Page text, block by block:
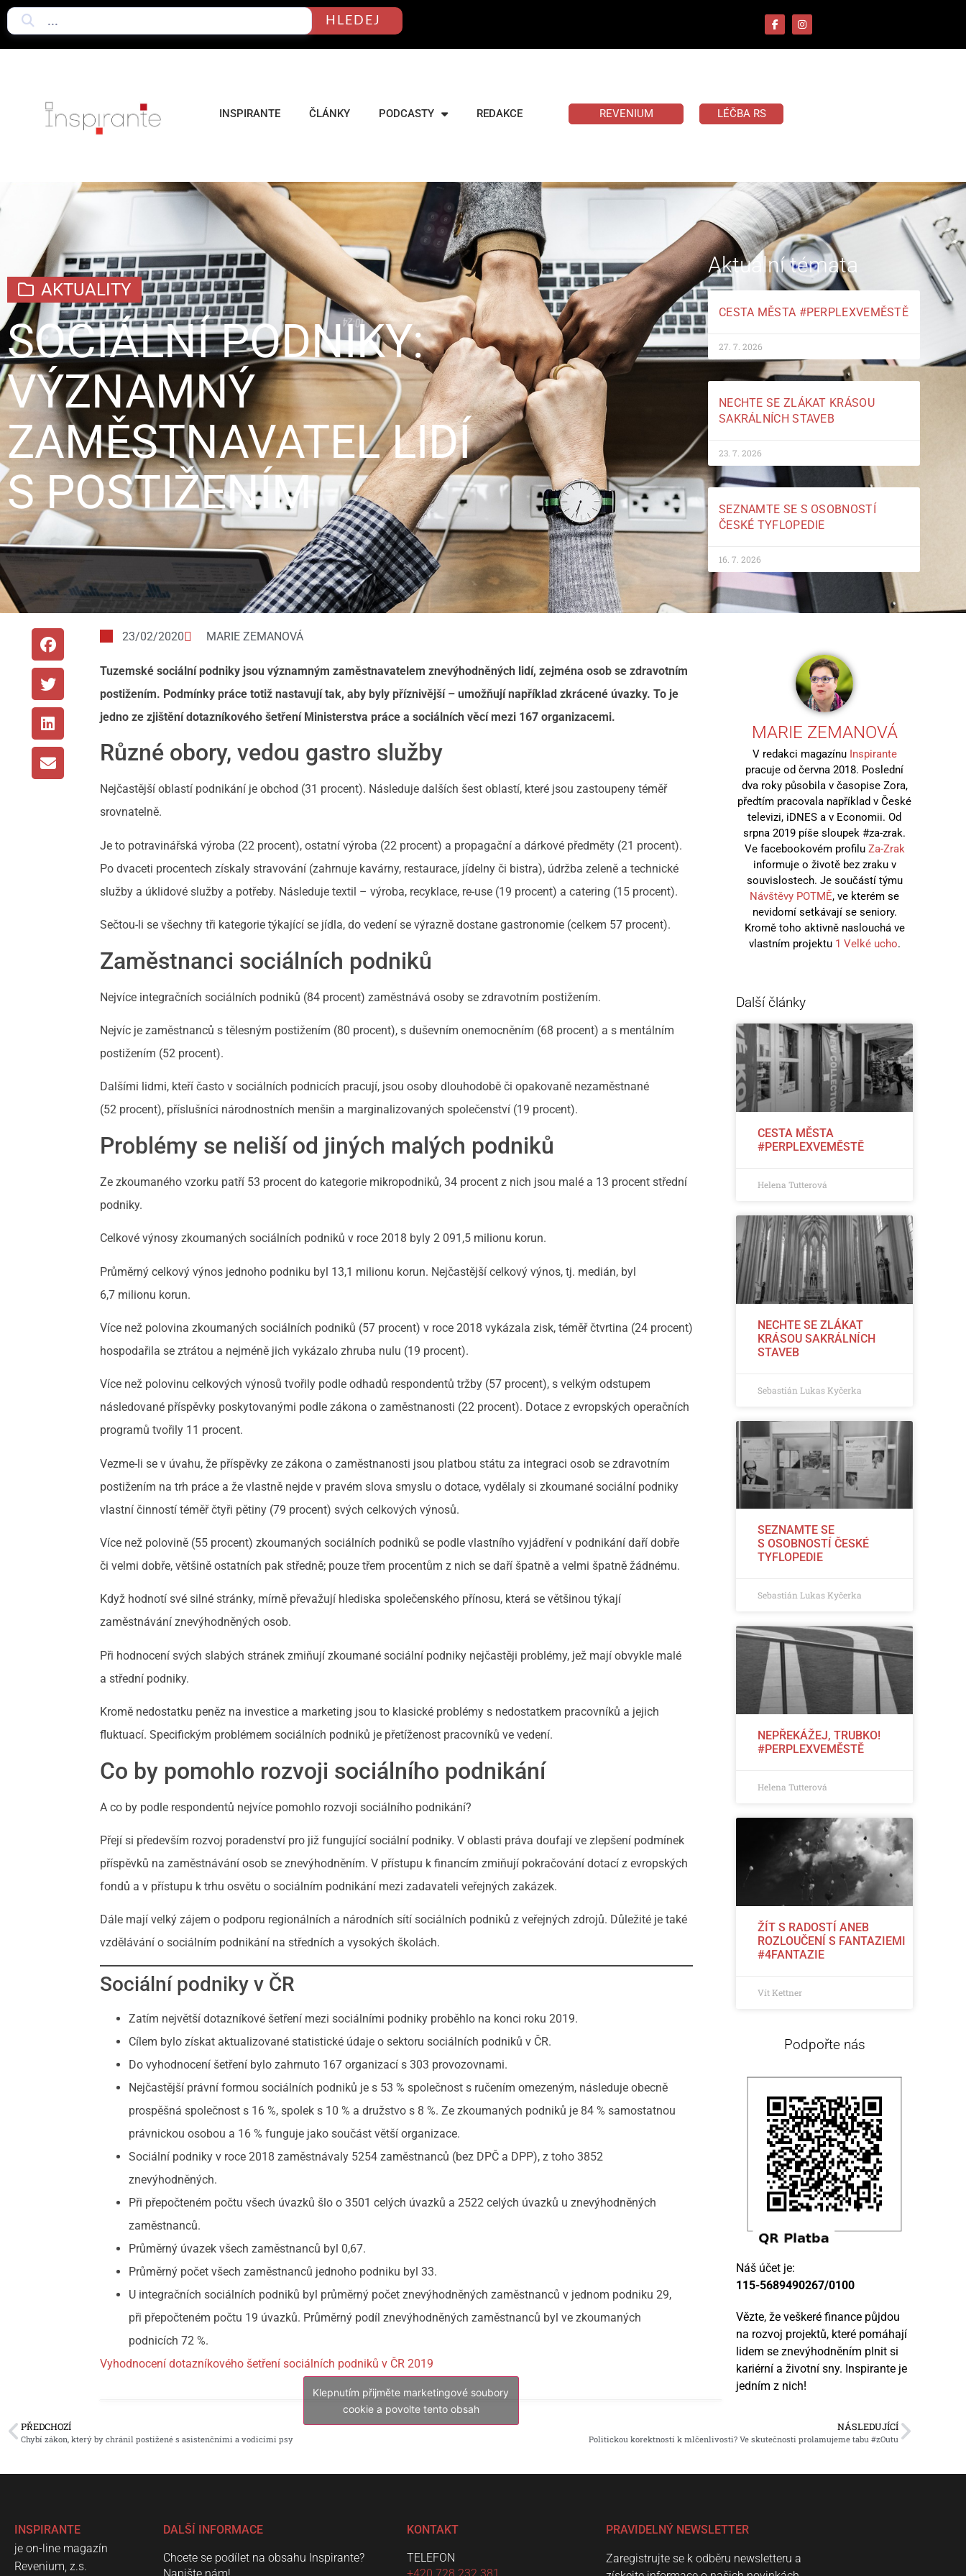
HLEDEJ
INSPIRANTE ČLÁNKY PODCASTY REDAKCE REVENIUM LÉČBA RS
AKTUALITY
SOCIÁLNÍ PODNIKY:
VÝZNAMNÝ
ZAMĚSTNAVATEL LIDÍ
S POSTIŽENÍM
Aktuální témata
CESTA MĚSTA #PERPLEXVEMĚSTĚ
27. 7. 2026
NECHTE SE ZLÁKAT KRÁSOU
SAKRÁLNÍCH STAVEB
23. 7. 2026
SEZNAMTE SE S OSOBNOSTÍ
ČESKÉ TYFLOPEDIE
16. 7. 2026
23/02/2020 MARIE ZEMANOVÁ
Tuzemské sociální podniky jsou významným zaměstnavatelem znevýhodněných lidí, zejména osob se zdravotním
postižením. Podmínky práce totiž nastavují tak, aby byly příznivější – umožňují například zkrácené úvazky. To je
jedno ze zjištění dotazníkového šetření Ministerstva práce a sociálních věcí mezi 167 organizacemi.
Různé obory, vedou gastro služby
Nejčastější oblastí podnikání je obchod (31 procent). Následuje dalších šest oblastí, které jsou zastoupeny téměř
srovnatelně.
Je to potravinářská výroba (22 procent), ostatní výroba (22 procent) a propagační a dárkové předměty (21 procent).
Po dvaceti procentech získaly stravování (zahrnuje kavárny, restaurace, jídelny či bistra), údržba zeleně a technické
služby a úklidové služby a potřeby. Následuje textil – výroba, recyklace, re-use (19 procent) a catering (15 procent).
Sečtou-li se všechny tři kategorie týkající se jídla, do vedení se výrazně dostane gastronomie (celkem 57 procent).
Zaměstnanci sociálních podniků
Nejvíce integračních sociálních podniků (84 procent) zaměstnává osoby se zdravotním postižením.
Nejvíc je zaměstnanců s tělesným postižením (80 procent), s duševním onemocněním (68 procent) a s mentálním
postižením (52 procent).
Dalšími lidmi, kteří často v sociálních podnicích pracují, jsou osoby dlouhodobě či opakovaně nezaměstnané
(52 procent), příslušníci národnostních menšin a marginalizovaných společenství (19 procent).
Problémy se neliší od jiných malých podniků
Ze zkoumaného vzorku patří 53 procent do kategorie mikropodniků, 34 procent z nich jsou malé a 13 procent střední
podniky.
Celkové výnosy zkoumaných sociálních podniků v roce 2018 byly 2 091,5 milionu korun.
Průměrný celkový výnos jednoho podniku byl 13,1 milionu korun. Nejčastější celkový výnos, tj. medián, byl
6,7 milionu korun.
Více než polovina zkoumaných sociálních podniků (57 procent) v roce 2018 vykázala zisk, téměř čtvrtina (24 procent)
hospodařila se ztrátou a nejméně jich vykázalo zhruba nulu (19 procent).
Více než polovinu celkových výnosů tvořily podle odhadů respondentů tržby (57 procent), s velkým odstupem
následované příspěvky poskytovanými podle zákona o zaměstnanosti (22 procent). Dotace z evropských operačních
programů tvořily 11 procent.
Vezme-li se v úvahu, že příspěvky ze zákona o zaměstnanosti jsou platbou státu za integraci osob se zdravotním
postižením na trh práce a že vlastně nejde v pravém slova smyslu o dotace, vydělaly si zkoumané sociální podniky
vlastní činností téměř čtyři pětiny (79 procent) svých celkových výnosů.
Více než polovině (55 procent) zkoumaných sociálních podniků se podle vlastního vyjádření v podnikání daří dobře
či velmi dobře, většině ostatních pak středně; pouze třem procentům z nich se daří špatně a velmi špatně žádnému.
Když hodnotí své silné stránky, mírně převažují hlediska společenského přínosu, která se většinou týkají
zaměstnávání znevýhodněných osob.
Při hodnocení svých slabých stránek zmiňují zkoumané sociální podniky nejčastěji problémy, jež mají obvykle malé
a střední podniky.
Kromě nedostatku peněz na investice a marketing jsou to klasické problémy s nedostatkem pracovníků a jejich
fluktuací. Specifickým problémem sociálních podniků je přetíženost pracovníků ve vedení.
Co by pomohlo rozvoji sociálního podnikání
A co by podle respondentů nejvíce pomohlo rozvoji sociálního podnikání?
Přejí si především rozvoj poradenství pro již fungující sociální podniky. V oblasti práva doufají ve zlepšení podmínek
příspěvků na zaměstnávání osob se znevýhodněním. V přístupu k financím zmiňují pokračování dotací z evropských
fondů a v přístupu k trhu osvětu o sociálním podnikání mezi zadavateli veřejných zakázek.
Dále mají velký zájem o podporu regionálních a národních sítí sociálních podniků z veřejných zdrojů. Důležité je také
vzdělávání o sociálním podnikání na středních a vysokých školách.
Sociální podniky v ČR
Zatím největší dotazníkové šetření mezi sociálními podniky proběhlo na konci roku 2019.
Cílem bylo získat aktualizované statistické údaje o sektoru sociálních podniků v ČR.
Do vyhodnocení šetření bylo zahrnuto 167 organizací s 303 provozovnami.
Nejčastější právní formou sociálních podniků je s 53 % společnost s ručením omezeným, následuje obecně
prospěšná společnost s 16 %, spolek s 10 % a družstvo s 8 %. Ze zkoumaných podniků je 84 % samostatnou
právnickou osobou a 16 % funguje jako součást větší organizace.
Sociální podniky v roce 2018 zaměstnávaly 5254 zaměstnanců (bez DPČ a DPP), z toho 3852
znevýhodněných.
Při přepočteném počtu všech úvazků šlo o 3501 celých úvazků a 2522 celých úvazků u znevýhodněných
zaměstnanců.
Průměrný úvazek všech zaměstnanců byl 0,67.
Průměrný počet všech zaměstnanců jednoho podniku byl 33.
U integračních sociálních podniků byl průměrný počet znevýhodněných zaměstnanců v jednom podniku 29,
při přepočteném počtu 19 úvazků. Průměrný podíl znevýhodněných zaměstnanců byl ve zkoumaných
podnicích 72 %.
Vyhodnocení dotazníkového šetření sociálních podniků v ČR 2019
Klepnutím přijměte marketingové soubory
cookie a povolte tento obsah
MARIE ZEMANOVÁ
V redakci magazínu Inspirante
pracuje od června 2018. Poslední
dva roky působila v časopise Zora,
předtím pracovala například v České
televizi, iDNES a v Economii. Od
srpna 2019 píše sloupek #za-zrak.
Ve facebookovém profilu Za-Zrak
informuje o životě bez zraku v
souvislostech. Je součástí týmu
Návštěvy POTMĚ, ve kterém se
nevidomí setkávají se seniory.
Kromě toho aktivně naslouchá ve
vlastním projektu 1 Velké ucho.
Další články
CESTA MĚSTA
#PERPLEXVEMĚSTĚ
Helena Tutterová
NECHTE SE ZLÁKAT
KRÁSOU SAKRÁLNÍCH
STAVEB
Sebastián Lukas Kyčerka
SEZNAMTE SE
S OSOBNOSTÍ ČESKÉ
TYFLOPEDIE
Sebastián Lukas Kyčerka
NEPŘEKÁŽEJ, TRUBKO!
#PERPLEXVEMĚSTĚ
Helena Tutterová
ŽÍT S RADOSTÍ ANEB
ROZLOUČENÍ S FANTAZIEMI
#4FANTAZIE
Vít Kettner
Podpořte nás
Náš účet je:
115-5689490267/0100
Vězte, že veškeré finance půjdou
na rozvoj projektů, které pomáhají
lidem se znevýhodněním plnit si
kariérní a životní sny. Inspirante je
jedním z nich!
PŘEDCHOZÍ
Chybí zákon, který by chránil postižené s asistenčními a vodicími psy
NÁSLEDUJÍCÍ
Politickou korektností k mlčenlivosti? Ve skutečnosti prolamujeme tabu #zOutu
INSPIRANTE
je on-line magazín
Revenium, z.s.
DALŠÍ INFORMACE
Chcete se podílet na obsahu Inspirante?
KONTAKT
TELEFON
PRAVIDELNÝ NEWSLETTER
Zaregistrujte se k odběru newsletteru a